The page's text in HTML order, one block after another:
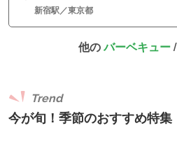
新宿駅／東京都
他のバーベキュー/
今が旬！季節のおすすめ特集
Trend